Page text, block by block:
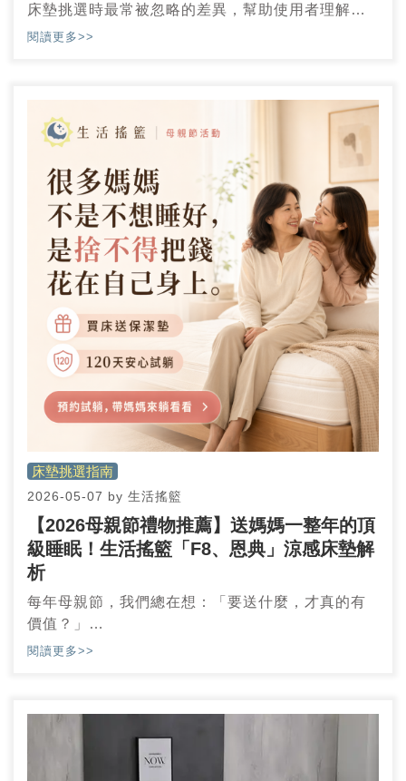
床墊挑選時最常被忽略的差異，幫助使用者理解不
同床墊類型在支撐、透氣與翻身感受上的實際影
閱讀更多>>
床墊挑選指南
2026-05-07 by 生活搖籃
【2026母親節禮物推薦】送媽媽一整年的頂
級睡眠！生活搖籃「F8、恩典」涼感床墊解
析
每年母親節，我們總在想：「要送什麼，才真的有
價值？」
但其實答案很簡單——讓她每天都過得更舒服的東
閱讀更多>>